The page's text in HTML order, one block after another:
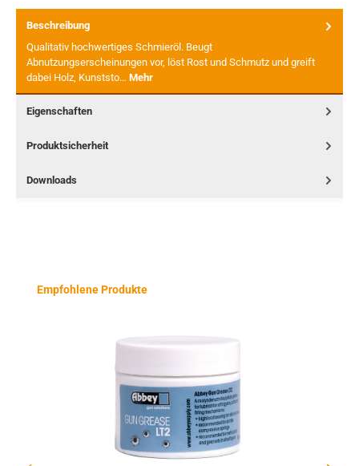
Beschreibung
Qualitativ hochwertiges Schmieröl. Beugt
Abnutzungserscheinungen vor, löst Rost und Schmutz und greift
dabei Holz, Kunststo… Mehr
Eigenschaften
Produktsicherheit
Downloads
Produktgalerie überspringen
Empfohlene Produkte